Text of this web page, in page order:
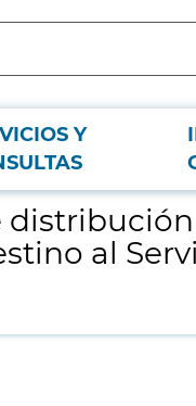
Y
S.A.U., con destino
al